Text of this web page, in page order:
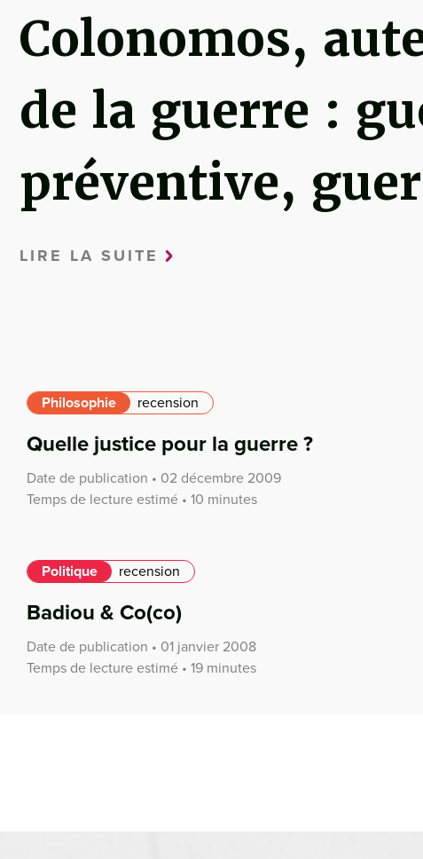
Colonomos,
de la guerre :
préventive,
LIRE LA SUITE
Philosophie recension
Quelle justice pour la guerre ?
Date de publication • 02 décembre 2009
Temps de lecture estimé • 10 minutes
Politique recension
Badiou & Co(co)
Date de publication • 01 janvier 2008
Temps de lecture estimé • 19 minutes